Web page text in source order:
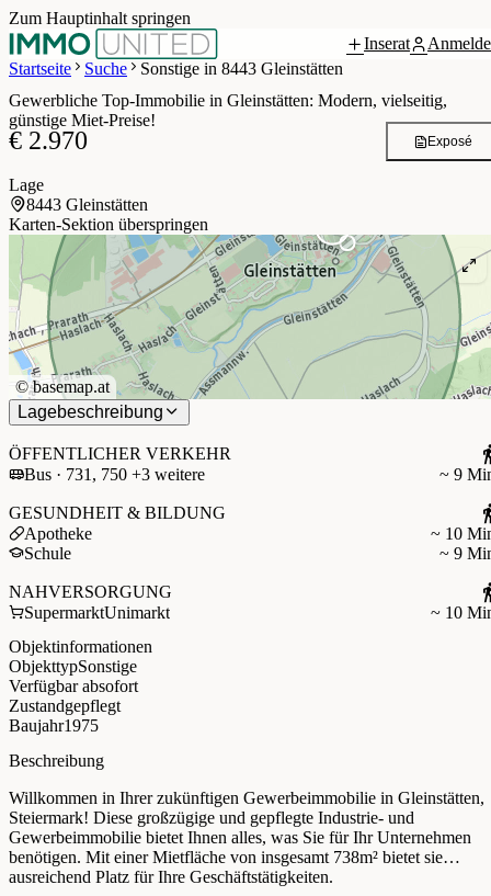
Zum Hauptinhalt springen
Inserat
Startseite
Suche Sonstige in 8443 Gleinstätten
Gewerbliche Top-Immobilie in Gleinstätten: Modern, vielseitig,
günstige Miet-Preise!
€ 2.970 Exposé
Lage
8443 Gleinstätten
Karten-Sektion überspringen
©basemap.at
Lagebeschreibung
ÖFFENTLICHER VERKEHR
Bus · 731, 750 +3 weitere
~ 9
GESUNDHEIT & BILDUNG
Apotheke
~ 10
Schule
~ 9
NAHVERSORGUNG
SupermarktUnimarkt
~ 10
Objektinformationen
ObjekttypSonstige
Verfügbar absofort
Zustandgepflegt
Baujahr1975
Beschreibung
Willkommen in Ihrer zukünftigen Gewerbeimmobilie in Gleinstätten,
Steiermark! Diese großzügige und gepflegte Industrie- und
Gewerbeimmobilie bietet Ihnen alles, was Sie für Ihr Unternehmen
benötigen. Mit einer Mietfläche von insgesamt 738m² bietet sie
ausreichend Platz für Ihre Geschäftstätigkeiten.